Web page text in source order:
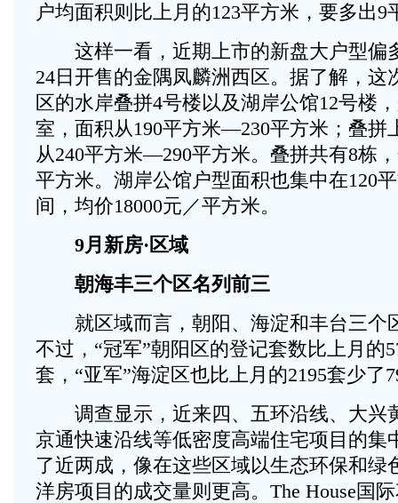
户均面积则比上月的123平方米，要多出9
这样一看，近期上市的新盘大户型偏
24日开售的金隅凤麟洲西区。据了解，这
区的水岸叠拼4号楼以及湖岸公馆12号楼
室，面积从190平方米—230平方米；叠拼
从240平方米—290平方米。叠拼共有8栋
平方米。湖岸公馆户型面积也集中在120
间，均价18000元／平方米。
9月新房·区域
朝海丰三个区名列前三
就区域而言，朝阳、海淀和丰台三个
不过，“冠军”朝阳区的登记套数比上月的
套，“亚军”海淀区也比上月的2195套少了
调查显示，近来四、五环沿线、大兴
京通快速沿线等低密度高端住宅项目的集
了近两成，像在这些区域以生态环保和绿
洋房项目的成交量则更高。The House国